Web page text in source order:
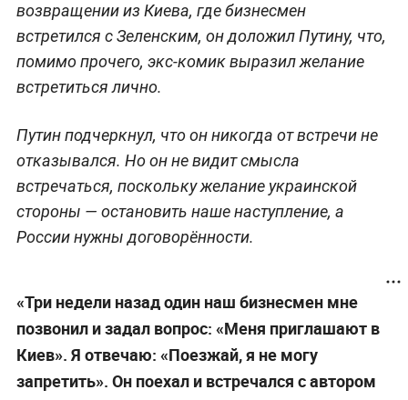
возвращении из Киева, где бизнесмен
встретился с Зеленским, он доложил Путину, что,
помимо прочего, экс-комик выразил желание
встретиться лично.
Путин подчеркнул, что он никогда от встречи не
отказывался. Но он не видит смысла
встречаться, поскольку желание украинской
стороны — остановить наше наступление, а
России нужны договорённости.
«Три недели назад один наш бизнесмен мне
позвонил и задал вопрос: «Меня приглашают в
Киев». Я отвечаю: «Поезжай, я не могу
запретить». Он поехал и встречался с автором